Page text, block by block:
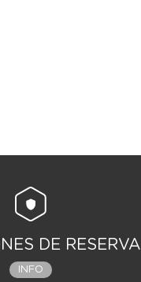
DE RESERVA
INFO